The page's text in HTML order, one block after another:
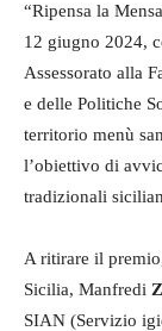
“Ripensa la
12 giugno 2024,
Assessorato alla
e delle Politiche
territorio menù
l’obiettivo di
tradizionali
A ritirare il
Sicilia, Manfredi
SIAN (Servizio